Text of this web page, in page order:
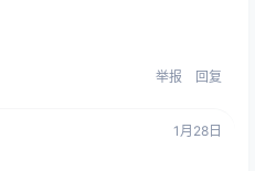
举报 回复
1月28日